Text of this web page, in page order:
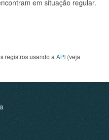
em situação regular.
registros usando a API (veja